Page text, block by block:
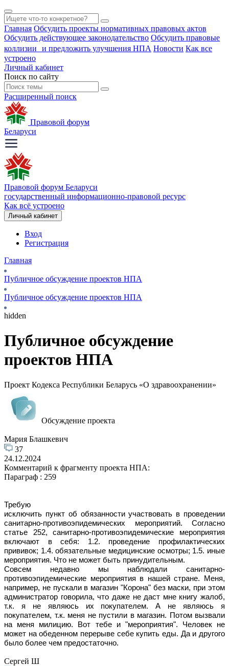
Главная Обсудить проекты нормативных правовых актов
Обсудить действующее законодательство Обсудить правовые
коллизии и предложить улучшения НПА Новости Как все
устроено
Личный кабинет
Поиск по сайту
Расширенный поиск
Правовой форум
Беларуси
Правовой форум Беларуси
государственный информационно-правовой ресурс
Как всё устроено
Личный кабинет
Вход
Регистрация
Главная
Публичное обсуждение проектов НПА
Публичное обсуждение проектов НПА
hidden
Публичное обсуждение
проектов НПА
Проект Кодекса Республики Беларусь «О здравоохранении»
Обсуждение проекта
Мария Блашкевич
37
24.12.2024
Комментарий к фрагменту проекта НПА:
Параграф : 259
Требую
исключить пункт об обязанности участвовать в проведении
санитарно-противоэпидемических мероприятий. Согласно
статье 252, санитарно-противоэпидемические мероприятия
включают в себя: 1.2. проведение профилактических
прививок; 1.4. обязательные медицинские осмотры; 1.5. иные
мероприятия. Что не может быть принудительным.
Совсем недавно мы наблюдали санитарно-
противоэпидемические мероприятия в нашей стране. Меня,
например, не пускали в магазин "Корона" без маски, при этом
администратор говорила, что даже не даст мне книгу жалоб,
т.к. я не являюсь их покупателем. А не являюсь я
покупателем, т.к. меня не пустили в магазин. Потом вызвали
на меня милицию. Вот тебе и "мероприятия". Человек не
может на обеденном перерыве себе купить еды. Да и другого
было более чем предостаточно.
Сергей Ш